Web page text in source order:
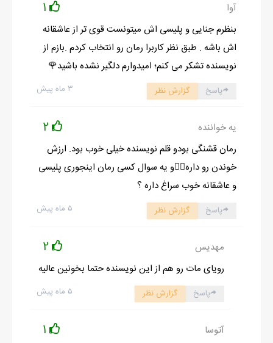
آوا 1
بنظرم جنایی و پلیسی اش میتونست قوی تر از عاشقانه
اش باشه . طبق نظر کاربرا رمان رو انتخاب کردم .بازم از
نویسنده تشکر می کنم؛ امیدوارم دلگیر نشده باشید🌹
۳ ماه پیش پاسخ گزارش نظر
یه خواننده 2
رمان قشنگی بودو قلم نویسنده خیلی خوب بود. ارزش
خوندن رو داره👌🏻و یه سوال کسی رمان اینجوری پلیسی
و عاشقانه خوب سراغ داره ؟
۵ ماه پیش پاسخ گزارش نظر
مهدیس 2
رویای مات رو هم از این نویسنده حتما بخونین عالیه
۵ ماه پیش پاسخ گزارش نظر
آتوسا 1